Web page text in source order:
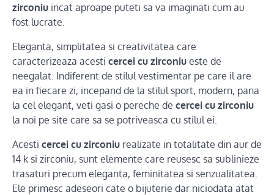
zirconiu incat aproape puteti sa va imaginati cum au
fost lucrate.
Eleganta, simplitatea si creativitatea care
caracterizeaza acesti cercei cu zirconiu este de
neegalat. Indiferent de stilul vestimentar pe care il are
ea in fiecare zi, incepand de la stilul sport, modern, pana
la cel elegant, veti gasi o pereche de cercei cu zirconiu
la noi pe site care sa se potriveasca cu stilul ei.
Acesti cercei cu zirconiu realizate in totalitate din aur de
14 k si zirconiu, sunt elemente care reusesc sa sublinieze
trasaturi precum eleganta, feminitatea si senzualitatea.
Ele primesc adeseori cate o bijuterie dar niciodata atat